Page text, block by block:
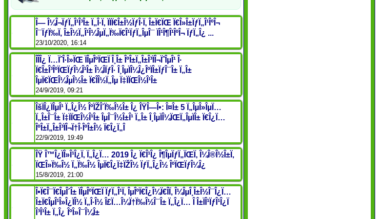
Î— Î¼Î¬ÏƒÏ„Î¹Î³Î± Ï„Î·Ï‚ ÏÏÏ€Î±Î½ÏƒÎ·Ï‚ Î±Ï€ÏŒ Ï€Î»Î±ÏƒÏ„Î¹ÎºÎ¬
Î¯ÏƒÏ‰Ï‚ Î±Î½Ï„Î¹Î¼ÎµÏ„Ï‰Ï€Î¹ÏƒÏ„ÎµÎ¯ ÏÎ¹Î¶Î¹ÎºÎ¬ ÏƒÏ„Î¿ ...
23/10/2020, 16:14
ÎÎ­Î¿ Ï…ÏˆÎ·Î»ÏŒ ÏÎµÎºÏŒÏ Î¸Î± ÎºÎ±Ï„Î±Î³ÏÎ¬ÏˆÎµÎ¹ Î·
Ï€Î±Î³ÎºÏŒÏƒÎ¼Î¹Î± Î¼Î­ÏƒÎ· Î¸ÎµÏÎ¼Î¿ÎºÏÎ±ÏƒÎ¯Î± Ï„Î±
ÎµÏ€ÏŒÎ¼ÎµÎ½Î± Ï€Î­Î½Ï„Îµ Ï‡ÏÏŒÎ½Î¹Î±
24/9/2019, 09:21
ÎšÏÎ¿ÏÎµÎ¹ Ï„Î¿Î½ ÎºÏŽÎ´Ï‰Î½Î± Î¿ ÎŸÎ—Î•: Î¤Î± 5 Ï„ÎµÎ»ÎµÏ…
Ï„Î±Î¯Î± Ï‡ÏÏŒÎ½Î¹Î± ÎµÎ¯Î½Î±Î¹ Ï„Î± Î¸ÎµÏÎ¼ÏŒÏ„ÎµÏÎ± Ï€Î¿Ï…
ÎºÎ±Ï„Î±Î³ÏÎ¬Ï†Î·ÎºÎ±Î½ Ï€Î¿Ï„Î­
22/9/2019, 19:49
ÎŸ Î™Î¿ÏÎ»Î¹Î¿Ï‚ Ï„Î¿Ï… 2019 Î¿ Ï€Î¹Î¿ Î¶ÎµÏƒÏ„ÏŒÏ‚ Î¼Î®Î½Î±Ï‚
ÏŒÎ»Ï‰Î½ Ï„Ï‰Î½ ÎµÏ€Î¿Ï‡ÏŽÎ½ ÏƒÏ„Î¿Î½ ÎºÏŒÏƒÎ¼Î¿
15/8/2019, 21:00
Î•Ï€Î¯Ï€ÎµÎ´Î± ÏÎµÎºÏŒÏ ÏƒÏ„Î¹Ï‚ ÎµÎºÏ€Î¿Î¼Ï€Î­Ï‚ Î¼ÎµÎ¸Î±Î½Î¯Î¿Ï…
Î±Ï€ÎµÎ¹Î»Î¿ÏÎ½ Ï„Î·Î½ Î£Ï…Î¼Ï†Ï‰Î½Î¯Î± Ï„Î¿Ï… Î Î±ÏÎ¹ÏƒÎ¹Î¿Ï
Î³Î¹Î± Ï„Î¿ ÎºÎ»Î¯Î¼Î±